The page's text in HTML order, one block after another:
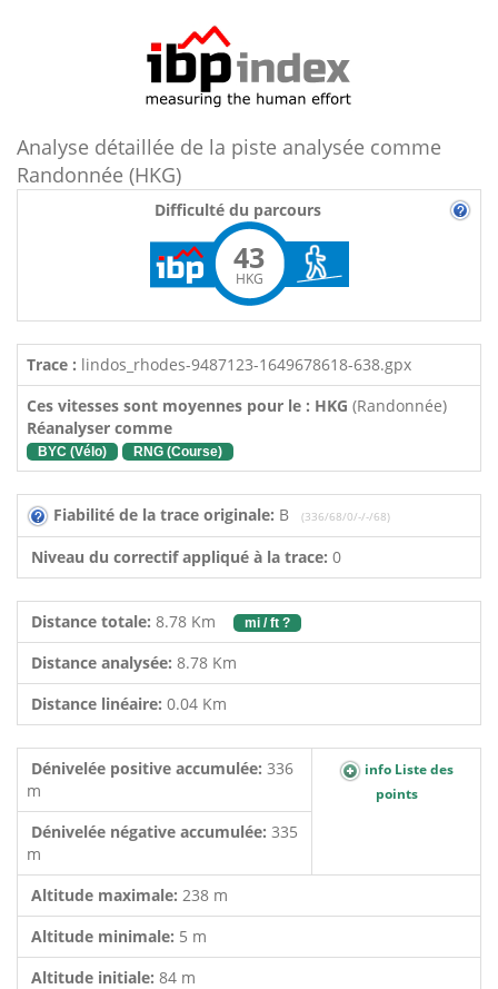
Analyse détaillée de la piste analysée comme
Randonnée (HKG)
Difficulté du parcours
43
HKG
Trace : lindos_rhodes-9487123-1649678618-638.gpx
Ces vitesses sont moyennes pour le : HKG (Randonnée)
Réanalyser comme
BYC (Vélo) RNG (Course)
Fiabilité de la trace originale: B (336/68/0/-/-/68)
Niveau du correctif appliqué à la trace: 0
Distance totale: 8.78 Km mi / ft ?
Distance analysée: 8.78 Km
Distance linéaire: 0.04 Km
Dénivelée positive accumulée: 336
m
info Liste des
points
Dénivelée négative accumulée: 335
m
Altitude maximale: 238 m
Altitude minimale: 5 m
Altitude initiale: 84 m